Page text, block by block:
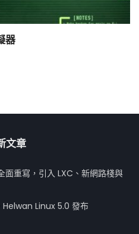
器
文章
重寫，引入 LXC、新網路棧與
Linux 5.0 發布